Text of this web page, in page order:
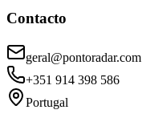
Contacto
geral@pontoradar.com
+351 914 398 586
Portugal